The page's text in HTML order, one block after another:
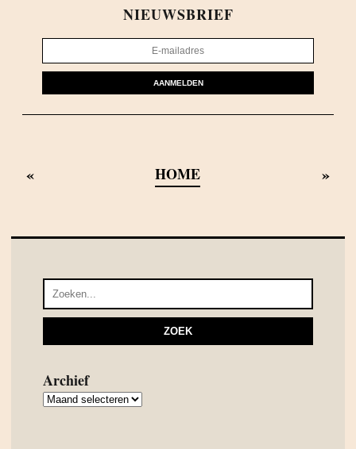
NIEUWSBRIEF
AANMELDEN
« HOME »
Archief
Archief